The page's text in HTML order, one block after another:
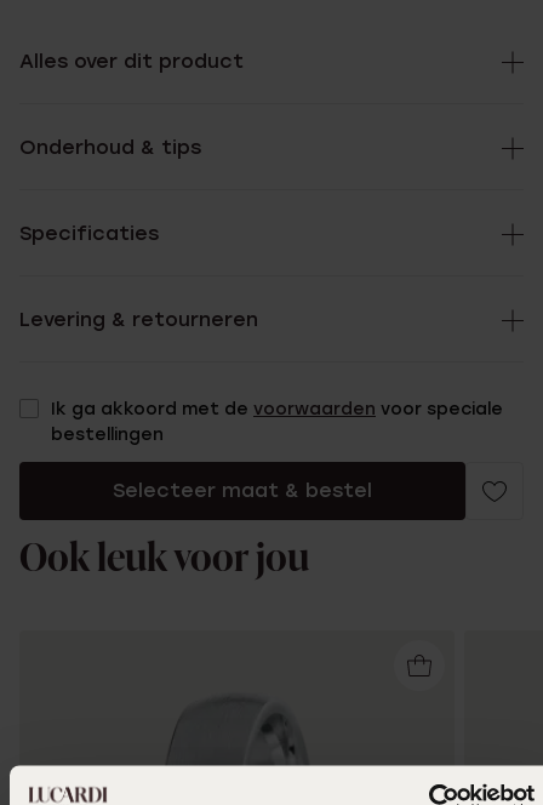
Alles over dit product
Onderhoud & tips
Specificaties
Levering & retourneren
Ik ga akkoord met de voorwaarden voor speciale
bestellingen
Selecteer maat & bestel
Ook leuk voor jou